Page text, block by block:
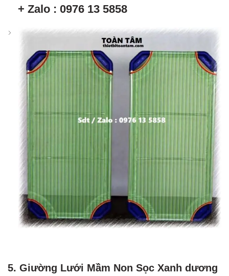
+ Zalo : 0976 13 5858
5. Giường Lưới Mầm Non Sọc Xanh dương